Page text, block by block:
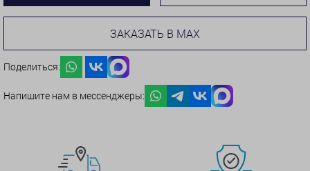
ЗАКАЗАТЬ В MAX
Поделиться:
Напишите нам в мессенджеры: